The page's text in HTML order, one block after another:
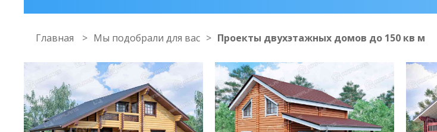
Главная Мы подобрали для вас Проекты двухэтажных домов до 150 кв м